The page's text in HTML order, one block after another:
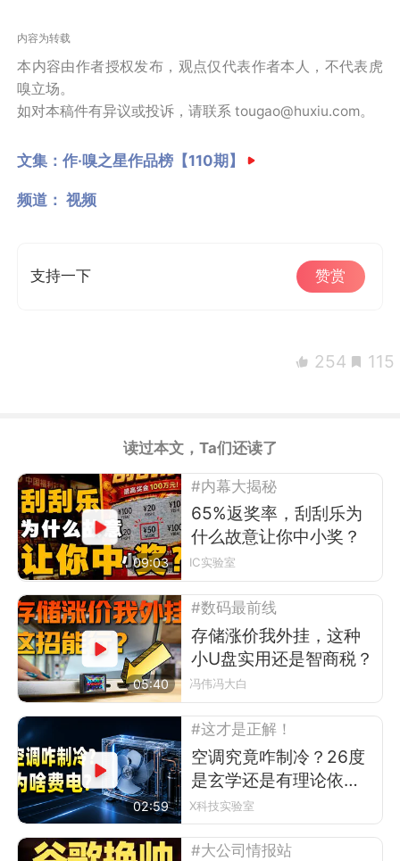
内容为转载
本内容由作者授权发布，观点仅代表作者本人，不代表虎
嗅立场。
如对本稿件有异议或投诉，请联系 tougao@huxiu.com。
文集：作·嗅之星作品榜【110期】
频道： 视频
支持一下 赞赏
254 115
读过本文，Ta们还读了
09:03
#内幕大揭秘
65%返奖率，刮刮乐为
什么故意让你中小奖？
IC实验室
05:40
#数码最前线
存储涨价我外挂，这种
小U盘实用还是智商税？
冯伟冯大白
02:59
#这才是正解！
空调究竟咋制冷？26度
是玄学还是有理论依
据？
X科技实验室
#大公司情报站